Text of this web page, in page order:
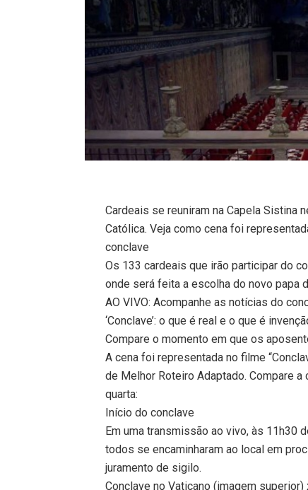
Cardeais se reuniram na Capela Sistina
Católica. Veja como cena foi
conclave
Os 133 cardeais que irão participar do
onde será feita a escolha do novo papa
AO VIVO: Acompanhe as notícias do
‘Conclave’: o que é real e o que é
Compare o momento em que os
A cena foi representada no filme
de Melhor Roteiro Adaptado. Compare
quarta:
Início do conclave
Em uma transmissão ao vivo, às 11h30
todos se encaminharam ao local em
juramento de sigilo.
Conclave no Vaticano (imagem superior)